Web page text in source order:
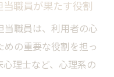
職員が果たす役割
当職員は、利用者の心
の重要な役割を担っ
理士など、心理系の